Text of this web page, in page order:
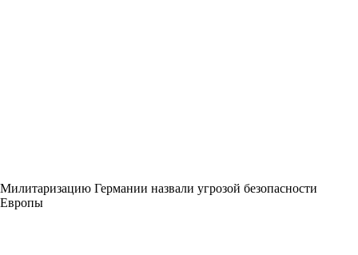
Милитаризацию Германии назвали угрозой безопасности
Европы